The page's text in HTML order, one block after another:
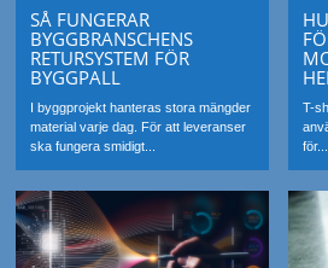
SÅ FUNGERAR
BYGGBRANSCHENS
RETURSYSTEM FÖR
BYGGPALL
I byggprojekt hanteras stora mängder
material varje dag. För att leveranser
ska fungera smidigt...
T-
för...